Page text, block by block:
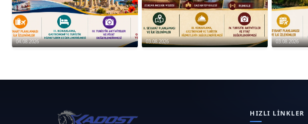
04.08.2026 03.08.2026 03.08.2026
HIZLI LINKLER